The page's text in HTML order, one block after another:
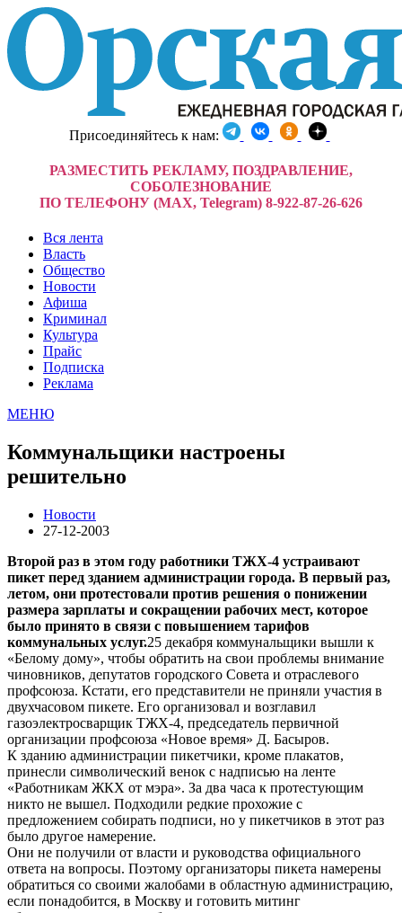
Присоединяйтесь к нам:
РАЗМЕСТИТЬ РЕКЛАМУ, ПОЗДРАВЛЕНИЕ,
СОБОЛЕЗНОВАНИЕ
ПО ТЕЛЕФОНУ (MAX, Telegram) 8-922-87-26-626
Вся лента
Власть
Общество
Новости
Афиша
Криминал
Культура
Прайс
Подписка
Реклама
МЕНЮ
Коммунальщики настроены
решительно
Новости
27-12-2003
Второй раз в этом году работники ТЖХ-4 устраивают
пикет перед зданием администрации города. В первый раз,
летом, они протестовали против решения о понижении
размера зарплаты и сокращении рабочих мест, которое
было принято в связи с повышением тарифов
коммунальных услуг.25 декабря коммунальщики вышли к
«Белому дому», чтобы обратить на свои проблемы внимание
чиновников, депутатов городского Совета и отраслевого
профсоюза. Кстати, его представители не приняли участия в
двухчасовом пикете. Его организовал и возглавил
газоэлектросварщик ТЖХ-4, председатель первичной
организации профсоюза «Новое время» Д. Басыров.
К зданию администрации пикетчики, кроме плакатов,
принесли символический венок с надписью на ленте
«Работникам ЖКХ от мэра». За два часа к протестующим
никто не вышел. Подходили редкие прохожие с
предложением собирать подписи, но у пикетчиков в этот раз
было другое намерение.
Они не получили от власти и руководства официального
ответа на вопросы. Поэтому организаторы пикета намерены
обратиться со своими жалобами в областную администрацию,
если понадобится, в Москву и готовить митинг